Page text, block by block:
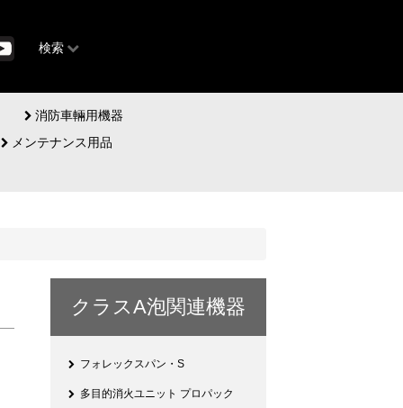
検索
消防車輛用機器
メンテナンス用品
クラスA泡関連機器
フォレックスパン・S
多目的消火ユニット プロパック